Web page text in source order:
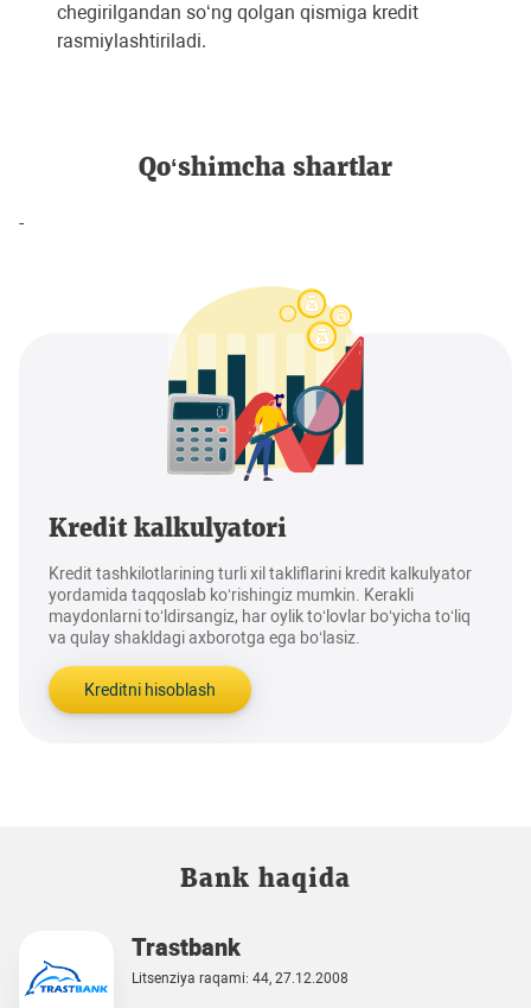
chegirilgandan so‘ng qolgan qismiga kredit
rasmiylashtiriladi.
Qo‘shimcha shartlar
-
Kredit kalkulyatori
Kredit tashkilotlarining turli xil takliflarini kredit kalkulyator
yordamida taqqoslab ko‘rishingiz mumkin. Kerakli
maydonlarni to‘ldirsangiz, har oylik to‘lovlar bo‘yicha to‘liq
va qulay shakldagi axborotga ega bo‘lasiz.
Kreditni hisoblash
Bank haqida
Trastbank
Litsenziya raqami: 44, 27.12.2008